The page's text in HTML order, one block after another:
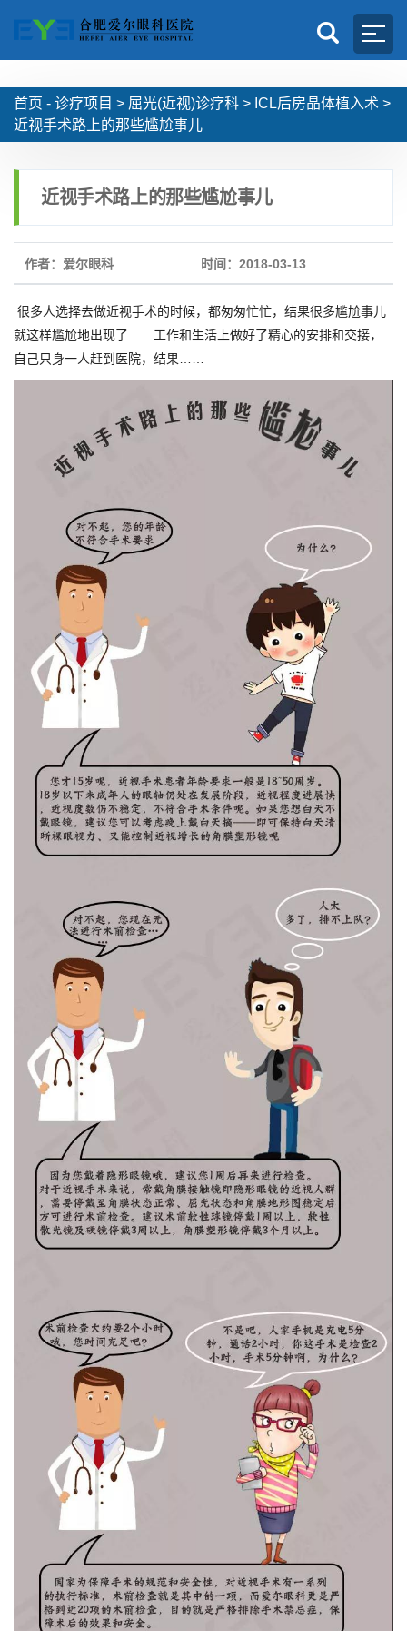
首页 - 诊疗项目 > 屈光(近视)诊疗科 > ICL后房晶体植入术 >
近视手术路上的那些尴尬事儿
近视手术路上的那些尴尬事儿
作者：爱尔眼科 时间：2018-03-13
很多人选择去做近视手术的时候，都匆匆忙忙，结果很多尴尬事儿
就这样尴尬地出现了……工作和生活上做好了精心的安排和交接，
自己只身一人赶到医院，结果……